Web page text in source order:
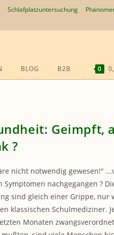
Schlafplatzuntersuchung
BLOG B2B 0
Geimpft,
?
nicht notwendig gewesen!"
Symptomen nachgegangen ?
sind gleich einer Grippe, nur
klassischen Schulmediziner.
Monaten